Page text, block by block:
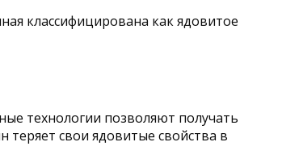
классифицирована как ядовитое
технологии позволяют получать
свои ядовитые свойства в